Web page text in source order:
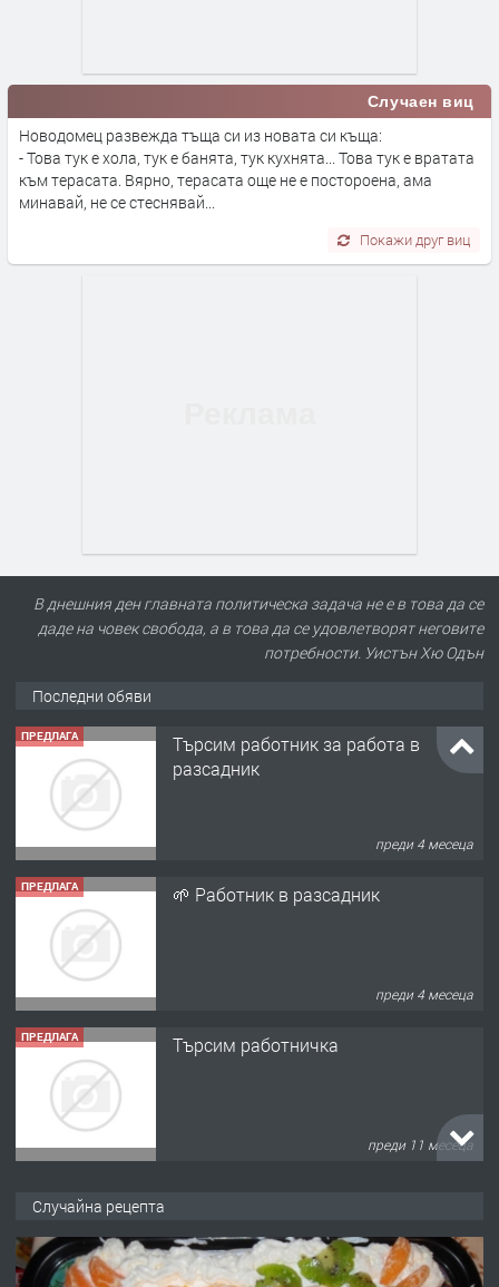
Случаен виц
Новодомец развежда тъща си из новата си къща:
- Това тук е хола, тук е банята, тук кухнята... Това тук е вратата
към терасата. Вярно, терасата още не е постороена, ама
минавай, не се стеснявай...
Покажи друг виц
В днешния ден главната политическа задача не е в това да се
даде на човек свобода, а в това да се удовлетворят неговите
потребности. Уистън Хю Одън
Последни обяви
ПРЕДЛАГА
Търсим работник за работа в
разсадник
преди 4 месеца
ПРЕДЛАГА 🌱 Работник в разсадник
преди 4 месеца
ПРЕДЛАГА Търсим работничка
преди 11 месеца
Случайна рецепта